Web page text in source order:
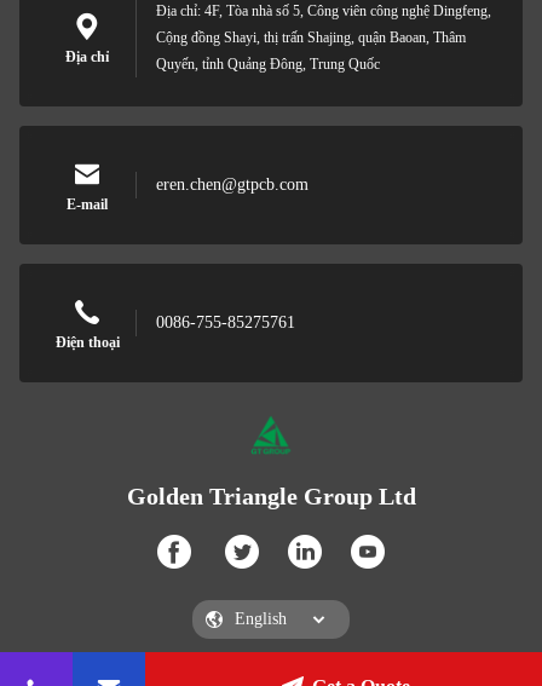
Địa chỉ
Địa chỉ: 4F, Tòa nhà số 5, Công viên công nghệ Dingfeng,
Cộng đồng Shayi, thị trấn Shajing, quận Baoan, Thâm
Quyến, tỉnh Quảng Đông, Trung Quốc
E-mail
eren.chen@gtpcb.com
Điện thoại
0086-755-85275761
Golden Triangle Group Ltd